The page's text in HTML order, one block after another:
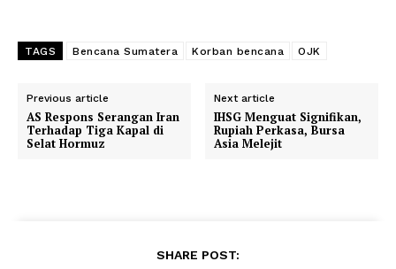
TAGS Bencana Sumatera Korban bencana OJK
Previous article
AS Respons Serangan Iran
Terhadap Tiga Kapal di
Selat Hormuz
Next article
IHSG Menguat Signifikan,
Rupiah Perkasa, Bursa
Asia Melejit
SHARE POST: